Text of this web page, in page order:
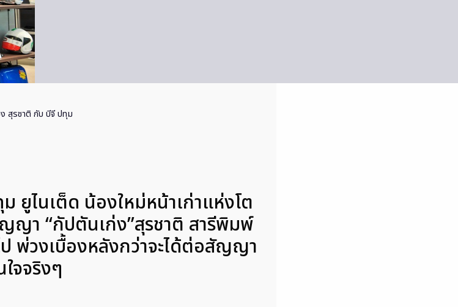
สุรชาติ กับ บีจี ปทุม
ยูไนเต็ด น้องใหม่หน้าเก่าแห่งโต
ญา “กัปตันเก่ง”สุรชาติ สารีพิมพ์
พ่วงเบื้องหลังกว่าจะได้ต่อสัญญา
จจริงๆ